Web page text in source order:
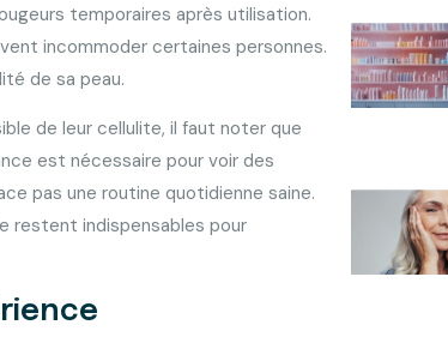
temporaires après utilisation.
incommoder certaines personnes.
de sa peau.
de leur cellulite, il faut noter que
est nécessaire pour voir des
pas une routine quotidienne saine.
restent indispensables pour